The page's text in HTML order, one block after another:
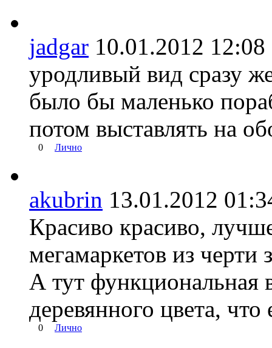
jadgar 10.01.2012
уродливый вид сразу
было бы маленько
потом выставлять на
0 Лично
akubrin 13.01.2012
Красиво красиво,
мегамаркетов из черти
А тут функциональная
деревянного цвета,
0 Лично